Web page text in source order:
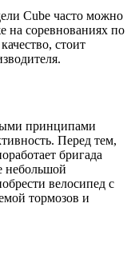
Cube часто можно
на соревнованиях по
стоит
принципами
Перед тем,
бригада
небольшой
велосипед с
тормозов и